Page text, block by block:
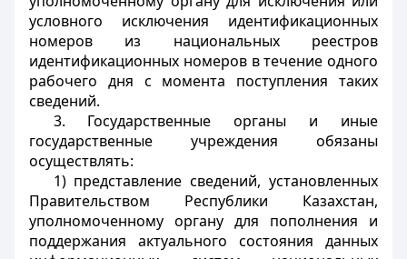
условного исключения идентификационных
номеров из национальных реестров
идентификационных номеров в течение одного
рабочего дня с момента поступления таких
сведений.
3. Государственные органы и иные
государственные учреждения обязаны
осуществлять:
1) представление сведений, установленных
Правительством Республики Казахстан,
уполномоченному органу для пополнения и
поддержания актуального состояния данных